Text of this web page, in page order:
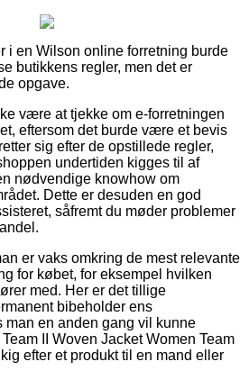
i en Wilson online forretning burde
butikkens regler, men det er
opgave.
være at tjekke om e-forretningen
eftersom det burde være et bevis
sig efter de opstillede regler,
undertiden kigges til af
nødvendige knowhow om
Dette er desuden en god
såfremt du møder problemer
er vaks omkring de mest relevante
for købet, for eksempel hvilken
med. Her er det tillige
bibeholder ens
man en anden gang vil kunne
II Woven Jacket Women Team
efter et produkt til en mand eller